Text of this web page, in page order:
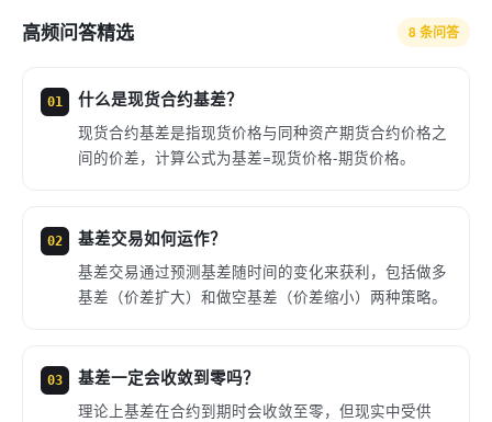
高频问答精选 8 条问答
01 什么是现货合约基差？
现货合约基差是指现货价格与同种资产期货合约价格之
间的价差，计算公式为基差=现货价格-期货价格。
02 基差交易如何运作？
基差交易通过预测基差随时间的变化来获利，包括做多
基差（价差扩大）和做空基差（价差缩小）两种策略。
03 基差一定会收敛到零吗？
理论上基差在合约到期时会收敛至零，但现实中受供